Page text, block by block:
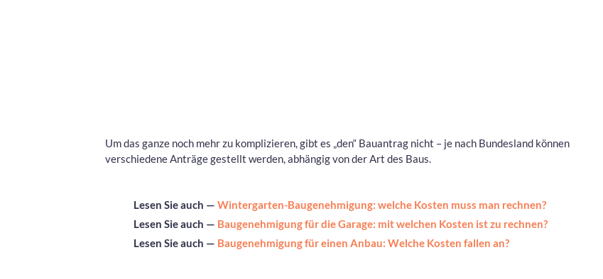
Um das ganze noch mehr zu komplizieren, gibt es „den“ Bauantrag nicht – je nach Bundesland können
verschiedene Anträge gestellt werden, abhängig von der Art des Baus.
Lesen Sie auch — Wintergarten-Baugenehmigung: welche Kosten muss man rechnen?
Lesen Sie auch — Baugenehmigung für die Garage: mit welchen Kosten ist zu rechnen?
Lesen Sie auch — Baugenehmigung für einen Anbau: Welche Kosten fallen an?